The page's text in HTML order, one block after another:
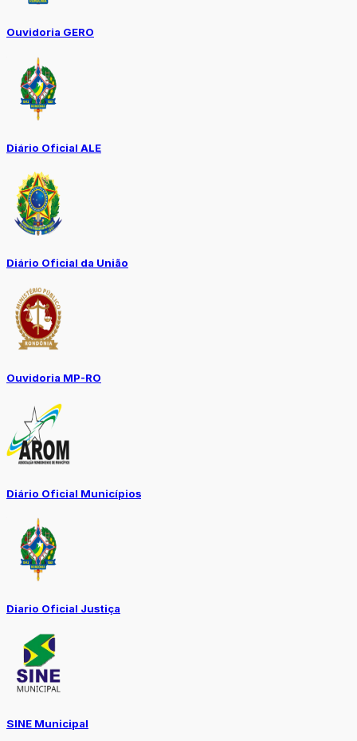
Ouvidoria GERO
Diário Oficial ALE
Diário Oficial da União
Ouvidoria MP-RO
Diário Oficial Municípios
Diario Oficial Justiça
SINE Municipal